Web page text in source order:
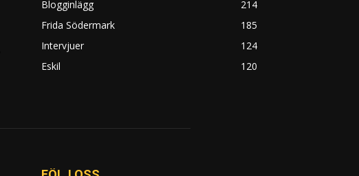
Blogginlägg
214
Frida Södermark
185
Intervjuer
124
Eskil
120